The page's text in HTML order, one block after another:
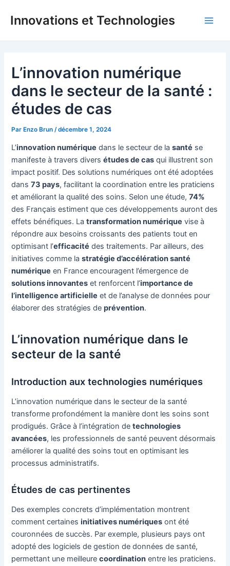
Innovations et Technologies
L’innovation numérique
dans le secteur de la santé :
études de cas
ParEnzo Brun /décembre 1, 2024
L’innovation numérique dans le secteur de lasanté se
manifeste à travers diversétudes de cas qui illustrent son
impact positif. Des solutions numériques ont été adoptées
dans73 pays, facilitant la coordination entre les praticiens
et améliorant la qualité des soins. Selon une étude,74%
des Français estiment que ces développements auront des
effets bénéfiques. Latransformation numérique vise à
répondre aux besoins croissants des patients tout en
optimisant l’efficacité des traitements. Par ailleurs, des
initiatives comme lastratégie d’accélération santé
numérique en France encouragent l’émergence de
solutions innovantes et renforcent l’importance de
l’intelligence artificielle et de l’analyse de données pour
élaborer des stratégies deprévention.
L’innovation numérique dans le
secteur de la santé
Introduction aux technologies numériques
L’innovation numérique dans le secteur de la santé
transforme profondément la manière dont les soins sont
prodigués. Grâce à l’intégration detechnologies
avancées, les professionnels de santé peuvent désormais
améliorer la qualité des soins tout en optimisant les
processus administratifs.
Études de cas pertinentes
Des exemples concrets d’implémentation montrent
comment certainesinitiatives numériques ont été
couronnées de succès. Par exemple, plusieurs pays ont
adopté des logiciels de gestion de données de santé,
permettant une meilleurecoordination entre les praticiens.